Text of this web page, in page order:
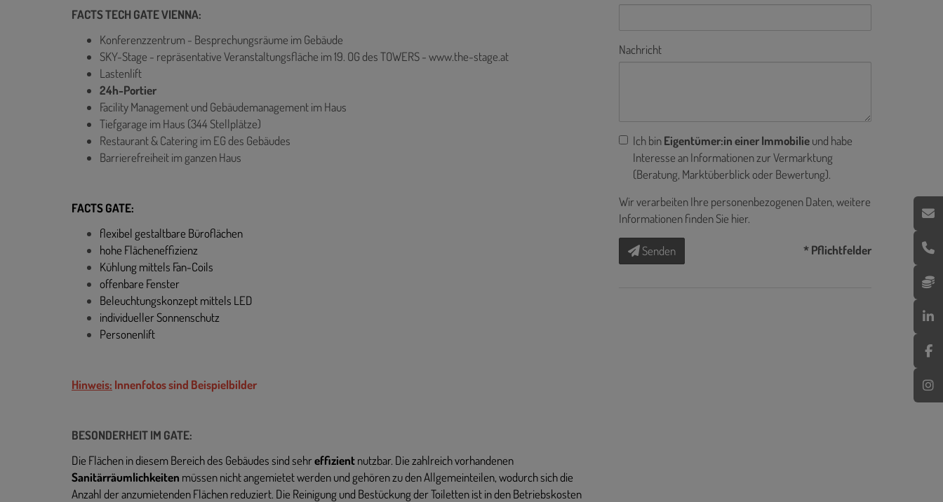
FACTS TECH GATE VIENNA:
Konferenzzentrum - Besprechungsräume im Gebäude
SKY-Stage - repräsentative Veranstaltungsfläche im 19. OG des TOWERS -www.the-stage.at
Lastenlift
24h-Portier
Facility Management und Gebäudemanagement im Haus
Tiefgarage im Haus (344 Stellplätze)
Restaurant & Catering im EG des Gebäudes
Barrierefreiheit im ganzen Haus
FACTS GATE:
flexibel gestaltbare Büroflächen
hohe Flächeneffizienz
Kühlung mittels Fan-Coils
offenbare Fenster
Beleuchtungskonzept mittels LED
individueller Sonnenschutz
Personenlift
Hinweis: Innenfotos sind Beispielbilder
BESONDERHEIT IM GATE:
Die Flächen in diesem Bereich des Gebäudes sind sehreffizientnutzbar. Die zahlreich vorhandenen
Sanitärräumlichkeiten müssen nicht angemietet werden und gehören zu den Allgemeinteilen, wodurch sich die
Anzahl der anzumietenden Flächen reduziert. Die Reinigung und Bestückung der Toiletten ist in den Betriebskosten
Nachricht
Ich binEigentümer:in einer Immobilieund habe
Interesse an Informationen zur Vermarktung
(Beratung, Marktüberblick oder Bewertung).
Wir verarbeiten Ihre personenbezogenen Daten, weitere
Informationen finden Sie hier.
Senden * Pflichtfelder